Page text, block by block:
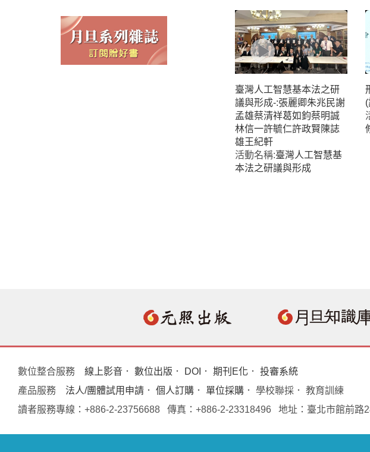
臺灣人工智慧基本法之研
議與形成-:張麗卿朱兆民謝
孟雄蔡清祥葛如鈞蔡明誠
林信一許毓仁許政賢陳誌
雄王紀軒
活動名稱:臺灣人工智慧基
本法之研議與形成
數位整合服務 線上影音 ． 數位出版 ． DOI ． 期刊E化 ． 投審系統
產品服務
法人/團體試用申請 ． 個人訂購 ． 單位採購 ． 學校聯採． 教育訓練
讀者服務專線：+886-2-23756688 傳真：+886-2-23318496 地址：臺北市館前路